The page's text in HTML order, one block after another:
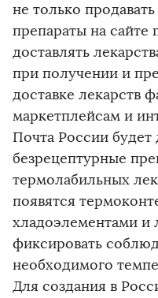
не только
препараты на
доставлять
при получении и
доставке лекарств
маркетплейсам и
Почта России будет
безрецептурные
термолабильных
появятся
хладоэлементами и
фиксировать
необходимого
Для создания в